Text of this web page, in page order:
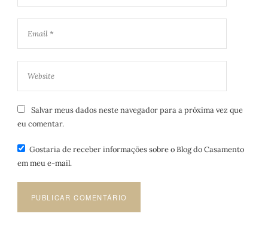
Salvar meus dados neste navegador para a próxima vez que
eu comentar.
Gostaria de receber informações sobre o Blog do Casamento
em meu e-mail.